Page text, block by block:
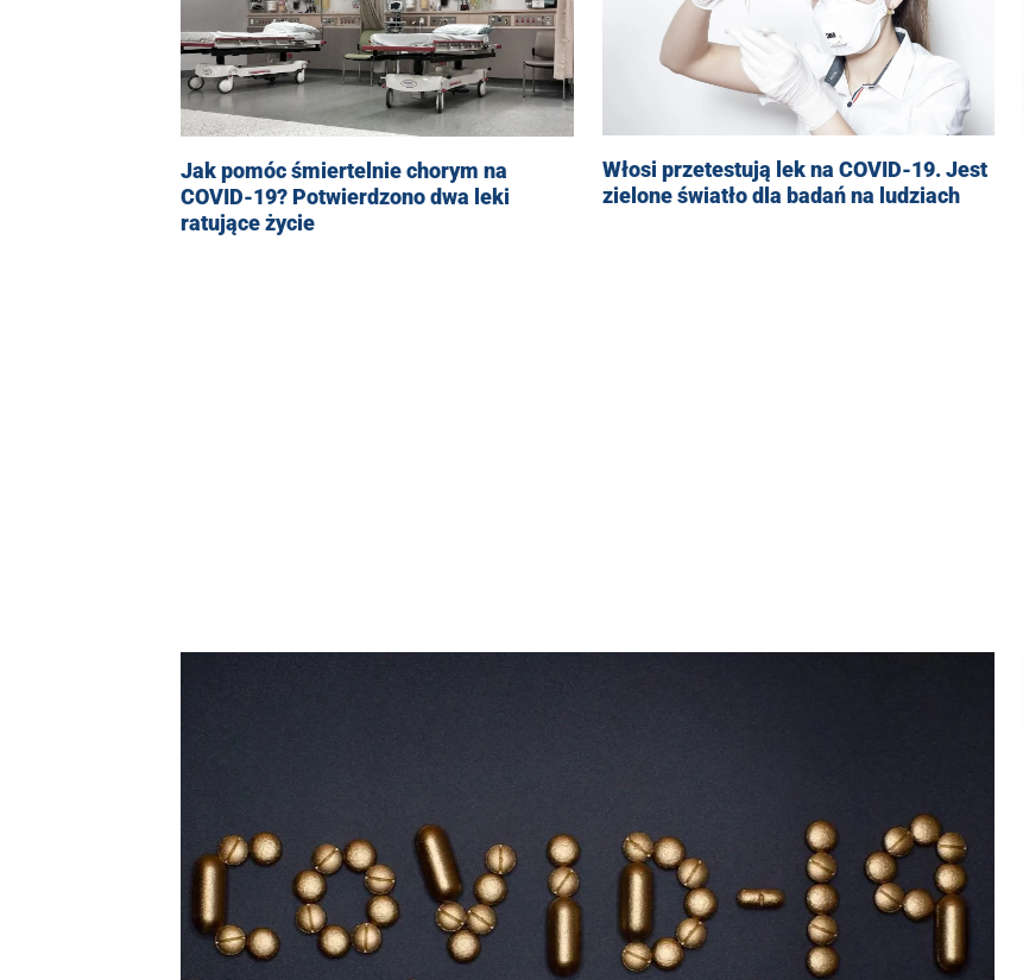
Jak pomóc śmiertelnie chorym na
COVID-19? Potwierdzono dwa leki
ratujące życie
Włosi przetestują lek na COVID-19. Jest
zielone światło dla badań na ludziach